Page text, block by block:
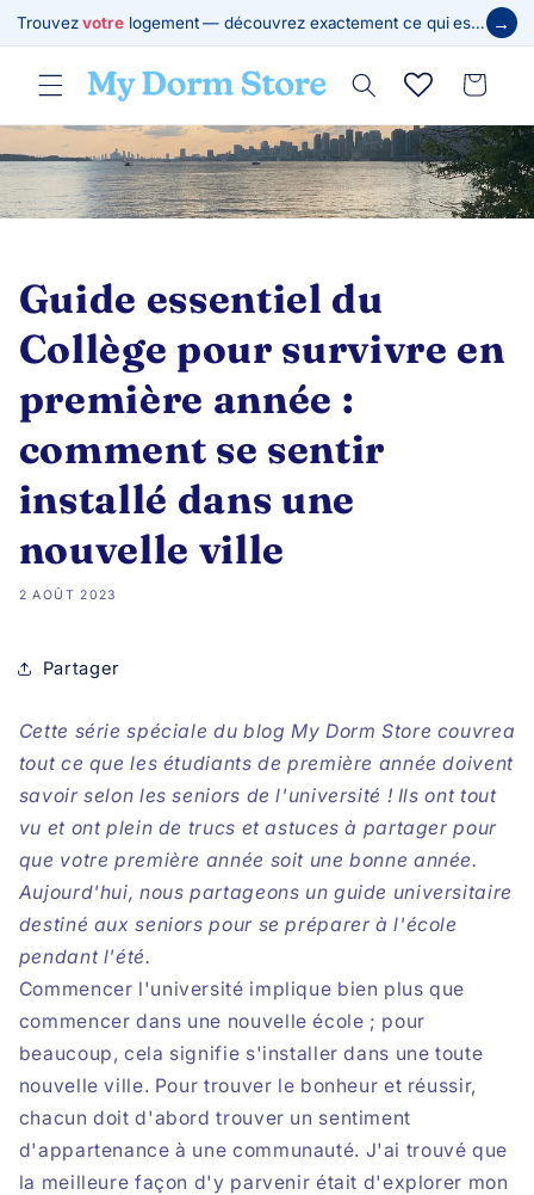
passer
au
contenu
Trouvezvotre logement — découvrez exactement ce qui est requis →
Panier
Guide essentiel du
Collège pour survivre en
première année :
comment se sentir
installé dans une
nouvelle ville
2 AOÛT 2023
Partager
Cette série spéciale du blog My Dorm Store couvrea
tout ce que les étudiants de première année doivent
savoir selon les seniors de l'université ! Ils ont tout
vu et ont plein de trucs et astuces à partager pour
que votre première année soit une bonne année.
Aujourd'hui, nous partageons un guide universitaire
destiné aux seniors pour se préparer à l'école
pendant l'été.
Commencer l'université implique bien plus que
commencer dans une nouvelle école ; pour
beaucoup, cela signifie s'installer dans une toute
nouvelle ville. Pour trouver le bonheur et réussir,
chacun doit d'abord trouver un sentiment
d'appartenance à une communauté. J'ai trouvé que
la meilleure façon d'y parvenir était d'explorer mon